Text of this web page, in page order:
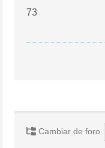
73
Cambiar de foro